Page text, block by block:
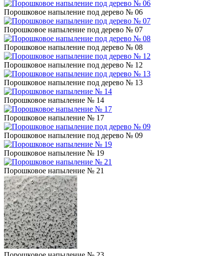
Порошковое напыление под дерево № 06
Порошковое напыление под дерево № 07
Порошковое напыление под дерево № 08
Порошковое напыление под дерево № 12
Порошковое напыление под дерево № 13
Порошковое напыление № 14
Порошковое напыление № 17
Порошковое напыление под дерево № 09
Порошковое напыление № 19
Порошковое напыление № 21